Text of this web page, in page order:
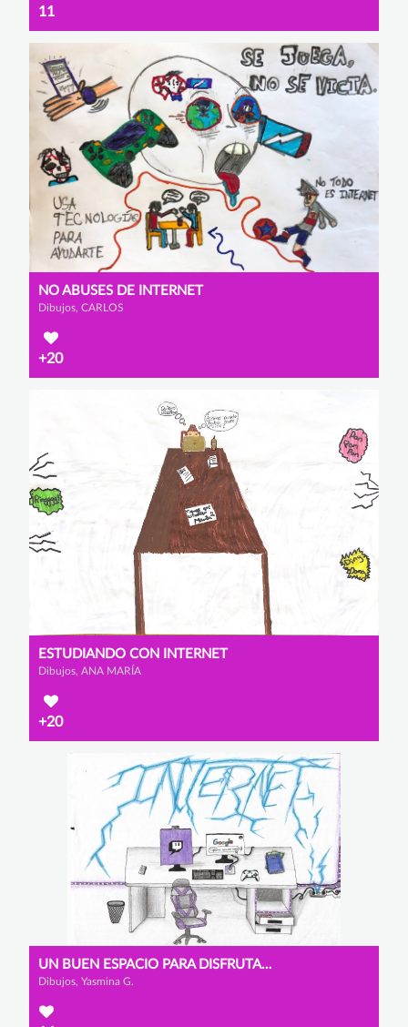
11
NO ABUSES DE INTERNET
Dibujos, CARLOS
+20
ESTUDIANDO CON INTERNET
Dibujos, ANA MARÍA
+20
UN BUEN ESPACIO PARA DISFRUTAR DE INTERNET
Dibujos, Yasmina G.